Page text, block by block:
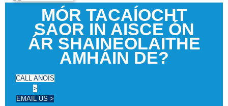
MÓR TACAÍOCHT
SAOR IN AISCE ÓN
ÁR SHAINEOLAITHE
AMHÁIN DE?
CALL ANOIS
>
EMAIL US >